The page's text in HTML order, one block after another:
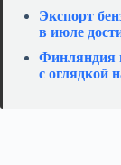
Экспорт
в июле
Финляндия
с оглядкой